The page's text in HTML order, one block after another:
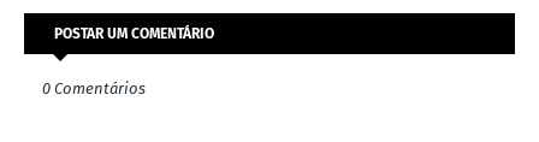
POSTAR UM COMENTÁRIO
0 Comentários